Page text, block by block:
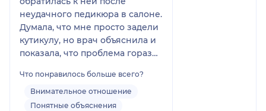
неудачного педикюра в салоне.
Думала, что мне просто задели
кутикулу, но врач объяснила и
показала, что проблема гораздо
неправильно опилил край
ногтя, из-за чего он завернулся
и начал врастать в боковой
Что понравилось больше всего?
Внимательное отношение
Понятные объяснения